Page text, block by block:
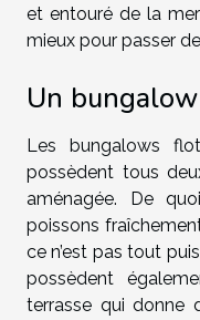
et entouré de la
mieux pour passer
Un
Les bungalows
possèdent tous
aménagée. De
poissons
ce n’est pas tout
possèdent
terrasse qui donne